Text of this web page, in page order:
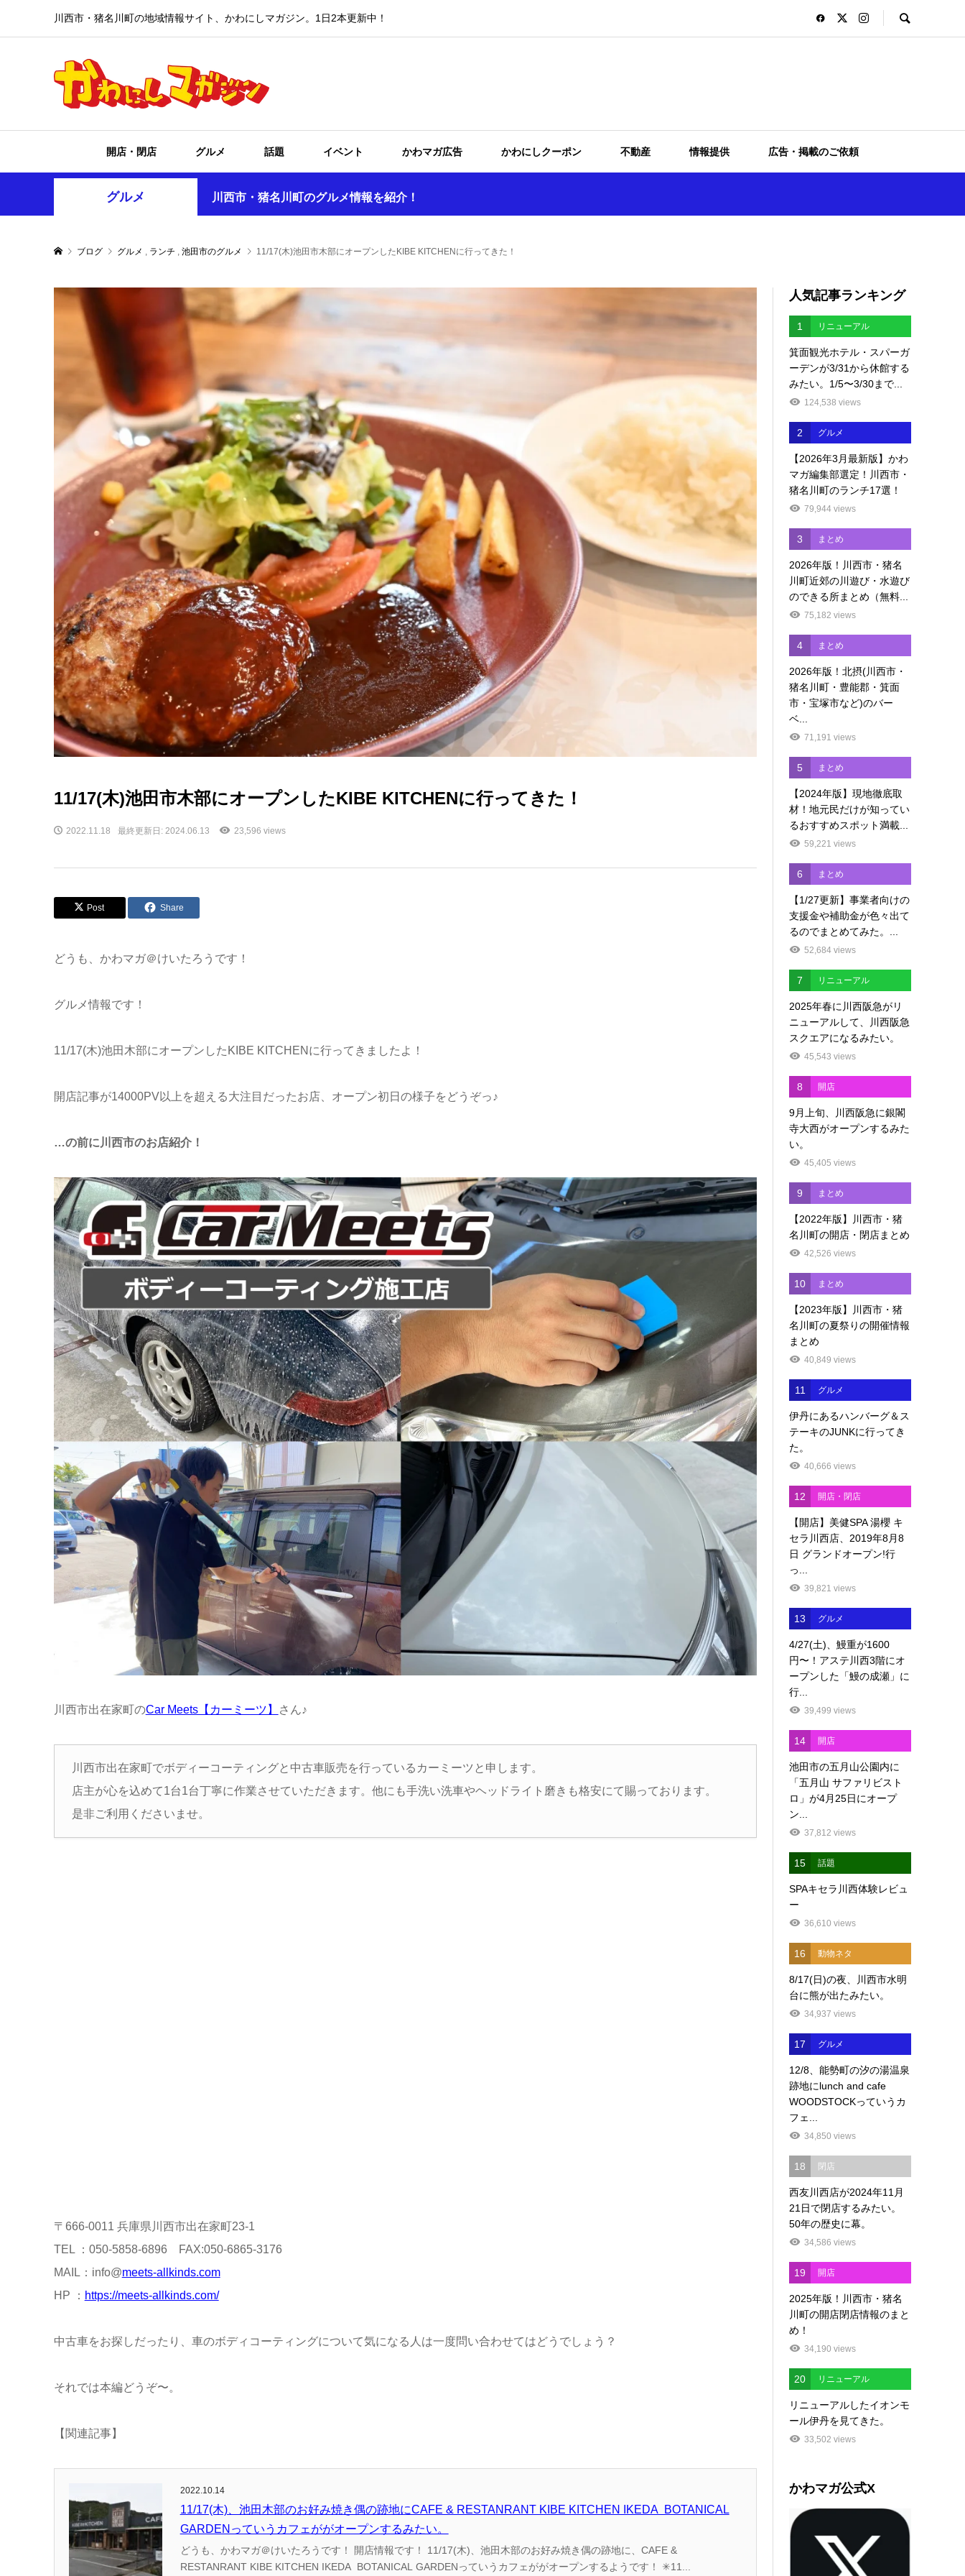
川西市・猪名川町の地域情報サイト、かわにしマガジン。1日2本更新中！
開店・閉店 グルメ 話題 イベント かわマガ広告 かわにしクーポン 不動産 情報提供 広告・掲載のご依頼
グルメ 川西市・猪名川町のグルメ情報を紹介！
ブログ グルメ , ランチ , 池田市のグルメ 11/17(木)池田市木部にオープンしたKIBE KITCHENに行ってきた！
11/17(木)池田市木部にオープンしたKIBE KITCHENに行ってきた！
2022.11.18 最終更新日: 2024.06.13 23,596 views
Post Share
どうも、かわマガ＠けいたろうです！
グルメ情報です！
11/17(木)池田木部にオープンしたKIBE KITCHENに行ってきましたよ！
開店記事が14000PV以上を超える大注目だったお店、オープン初日の様子をどうぞっ♪
…の前に川西市のお店紹介！
川西市出在家町のCar Meets【カーミーツ】 さん♪
川西市出在家町でボディーコーティングと中古車販売を行っているカーミーツと申します。
店主が心を込めて1台1台丁寧に作業させていただきます。他にも手洗い洗車やヘッドライト磨きも格安にて賜っております。
是非ご利用くださいませ。
〒666-0011 兵庫県川西市出在家町23-1
TEL ：050-5858-6896 FAX:050-6865-3176
MAIL：info@meets-allkinds.com
HP ： https://meets-allkinds.com/
中古車をお探しだったり、車のボディコーティングについて気になる人は一度問い合わせてはどうでしょう？
それでは本編どうぞ〜。
【関連記事】
2022.10.14
11/17(木)、池田木部のお好み焼き偶の跡地にCAFE & RESTANRANT KIBE KITCHEN IKEDA BOTANICAL
GARDENっていうカフェががオープンするみたい。
どうも、かわマガ＠けいたろうです！ 開店情報です！ 11/17(木)、池田木部のお好み焼き偶の跡地に、CAFE &
RESTANRANT KIBE KITCHEN IKEDA BOTANICAL GARDENっていうカフェががオープンするようです！ ✳︎11...
人気記事ランキング
1 リニューアル
箕面観光ホテル・スパーガ
ーデンが3/31から休館する
みたい。1/5〜3/30まで...
124,538 views
2 グルメ
【2026年3月最新版】かわ
マガ編集部選定！川西市・
猪名川町のランチ17選！
79,944 views
3 まとめ
2026年版！川西市・猪名
川町近郊の川遊び・水遊び
のできる所まとめ（無料...
75,182 views
4 まとめ
2026年版！北摂(川西市・
猪名川町・豊能郡・箕面
市・宝塚市など)のバー
ベ...
71,191 views
5 まとめ
【2024年版】現地徹底取
材！地元民だけが知ってい
るおすすめスポット満載...
59,221 views
6 まとめ
【1/27更新】事業者向けの
支援金や補助金が色々出て
るのでまとめてみた。...
52,684 views
7 リニューアル
2025年春に川西阪急がリ
ニューアルして、川西阪急
スクエアになるみたい。
45,543 views
8 開店
9月上旬、川西阪急に銀閣
寺大西がオープンするみた
い。
45,405 views
9 まとめ
【2022年版】川西市・猪
名川町の開店・閉店まとめ
42,526 views
10 まとめ
【2023年版】川西市・猪
名川町の夏祭りの開催情報
まとめ
40,849 views
11 グルメ
伊丹にあるハンバーグ＆ス
テーキのJUNKに行ってき
た。
40,666 views
12 開店・閉店
【開店】美健SPA 湯櫻 キ
セラ川西店、2019年8月8
日 グランドオープン!行
っ...
39,821 views
13 グルメ
4/27(土)、鰻重が1600
円〜！アステ川西3階にオ
ープンした「鰻の成瀬」に
行...
39,499 views
14 開店
池田市の五月山公園内に
「五月山 サファリビスト
ロ」が4月25日にオープ
ン...
37,812 views
15 話題
SPAキセラ川西体験レビュ
ー
36,610 views
16 動物ネタ
8/17(日)の夜、川西市水明
台に熊が出たみたい。
34,937 views
17 グルメ
12/8、能勢町の汐の湯温泉
跡地にlunch and cafe
WOODSTOCKっていうカ
フェ...
34,850 views
18 閉店
西友川西店が2024年11月
21日で閉店するみたい。
50年の歴史に幕。
34,586 views
19 開店
2025年版！川西市・猪名
川町の開店閉店情報のまと
め！
34,190 views
20 リニューアル
リニューアルしたイオンモ
ール伊丹を見てきた。
33,502 views
かわマガ公式X